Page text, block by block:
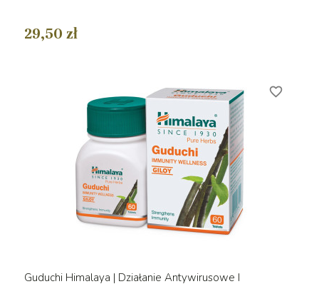
29,50 zł
Guduchi Himalaya | Działanie Antywirusowe I
favorite_border